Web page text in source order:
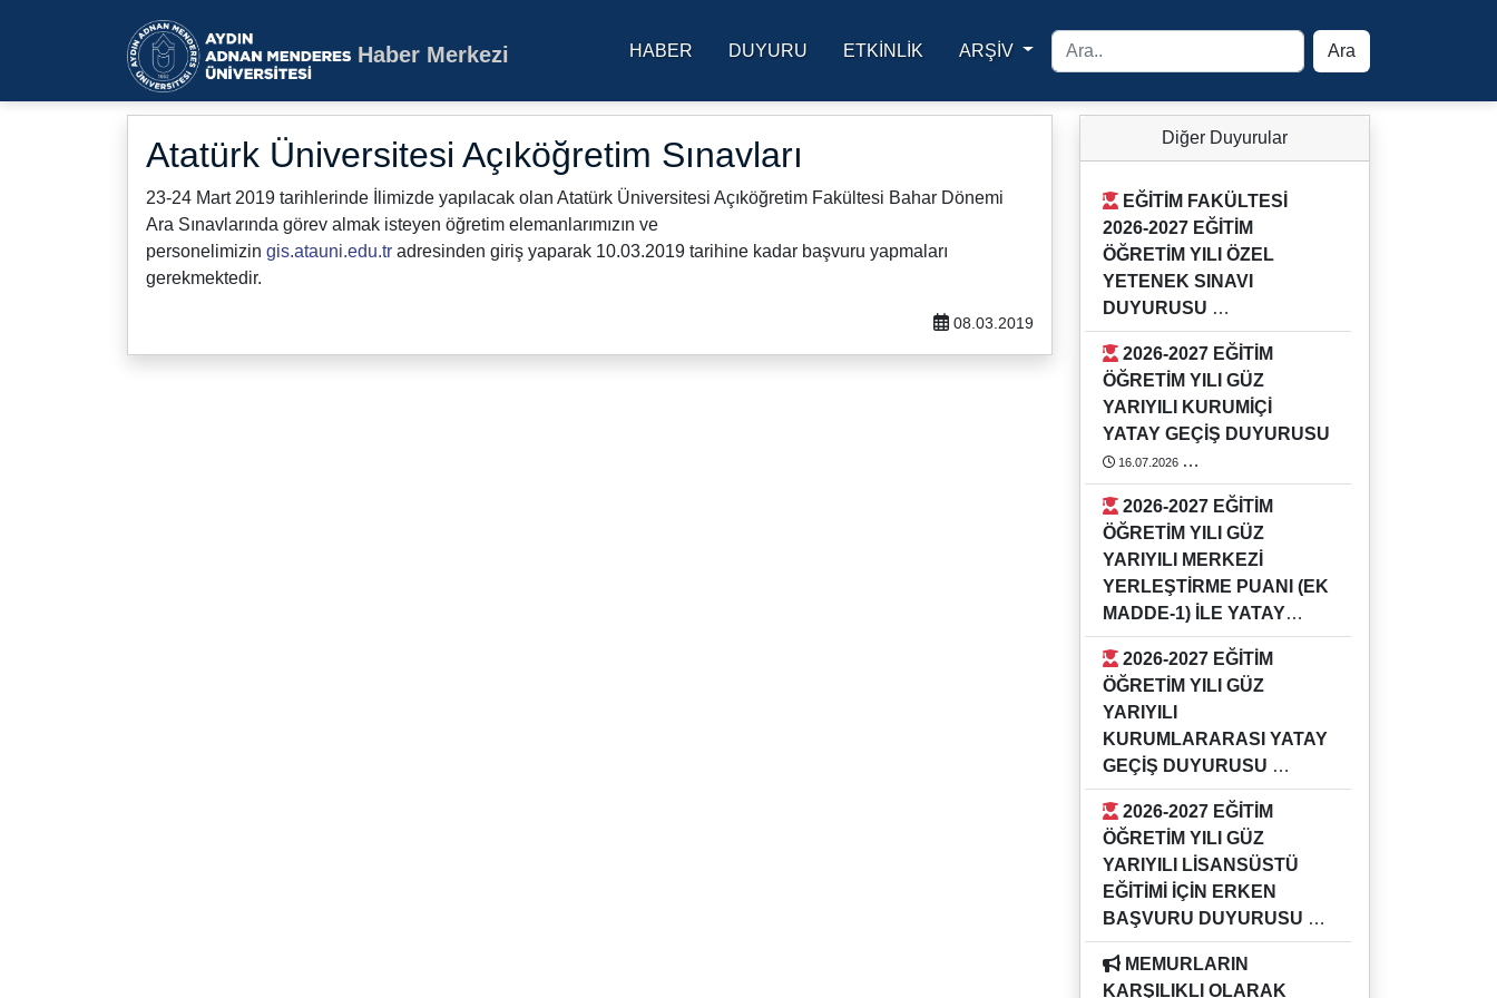
Aydın Adnan Menderes Üniversitesi Ana Sayfa
Haber Merkezi HABER DUYURU ETKINLIK ARŞİV Ara
Atatürk Üniversitesi Açıköğretim Sınavları
23-24 Mart 2019 tarihlerinde İlimizde yapılacak olan Atatürk Üniversitesi Açıköğretim Fakültesi Bahar Dönemi
Ara Sınavlarında görev almak isteyen öğretim elemanlarımızın ve
personelimizin gis.atauni.edu.tr adresinden giriş yaparak 10.03.2019 tarihine kadar başvuru yapmaları
gerekmektedir.
08.03.2019
Diğer Duyurular
2026-2027 EĞİTİM
ÖĞRETİM YILI ÖZEL
YETENEK SINAVI
DUYURUSU
03.08.2026
Detaylı bilgi için Eğitim Fakültesi
Öğrenci İşlerini arayınız.
https://rehber.adu.edu.tr/#
ÖĞRETİM YILI GÜZ
YARIYILI KURUMİÇİ
YATAY GEÇİŞ DUYURUSU
16.07.2026
2026-2027 EĞİTİM ÖĞRETİM YILI
GÜZ YARIYILI KURUMİÇİ YATAY
GEÇİŞ DUYURUSU
ÖĞRETİM YILI GÜZ
YARIYILI MERKEZİ
YERLEŞTİRME PUANI (EK
MADDE-1) İLE YATAY
GEÇİŞ DUYURUSU
16.07.2026
2026-2027 EĞİTİM ÖĞRETİM YILI
GÜZ YARIYILI MERKEZİ
YERLEŞTİRME PUANI (EK
MADDE-1) İLE YATAY GEÇİŞ
DUYURUSU
ÖĞRETİM YILI GÜZ
YARIYILI
KURUMLARARASI YATAY
GEÇİŞ DUYURUSU
16.07.2026
2026-2027 EĞİTİM ÖĞRETİM YILI
GÜZ YARIYILI KURUMLARARASI
YATAY GEÇİŞ DUYURUSU
ÖĞRETİM YILI GÜZ
YARIYILI LİSANSÜSTÜ
EĞİTİMİ İÇİN ERKEN
BAŞVURU DUYURUSU
04.05.2026
Bilgi için ilgili enstitü müdürlükleri
KARŞILIKLI OLARAK